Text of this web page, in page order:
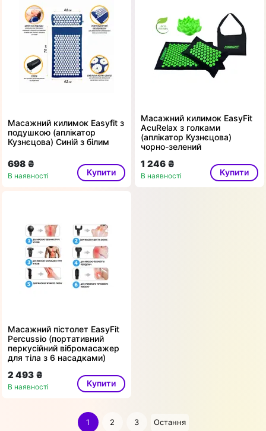
Масажний килимок Easyfit з
подушкою (аплікатор
Кузнєцова) Синій з білим
698 ₴
В наявності Купити
Масажний килимок EasyFit
AcuRelax з голками
(аплікатор Кузнєцова)
чорно-зелений
1 246 ₴
В наявності Купити
Масажний пістолет EasyFit
Percussio (портативний
перкусійний вібромасажер
для тіла з 6 насадками)
2 493 ₴
В наявності Купити
1 2 3 Остання